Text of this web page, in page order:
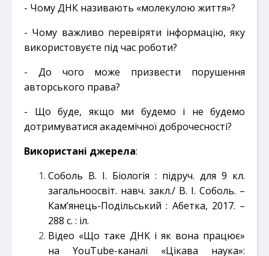
- Чому ДНК називають «молекулою життя»?
- Чому важливо перевіряти інформацію, яку
використовуєте під час роботи?
- До чого може призвести порушення
авторського права?
- Що буде, якщо ми будемо і не будемо
дотримуватися академічної доброчесності?
Використані джерела:
Соболь В. І. Біологія : підруч. для 9 кл.
загальноосвіт. навч. закл./ В. І. Соболь. –
Кам’янець-Подільський : Абетка, 2017. –
288 с. : іл.
Відео «Що таке ДНК і як вона працює»
на YouTube-каналі «Цікава наука»: